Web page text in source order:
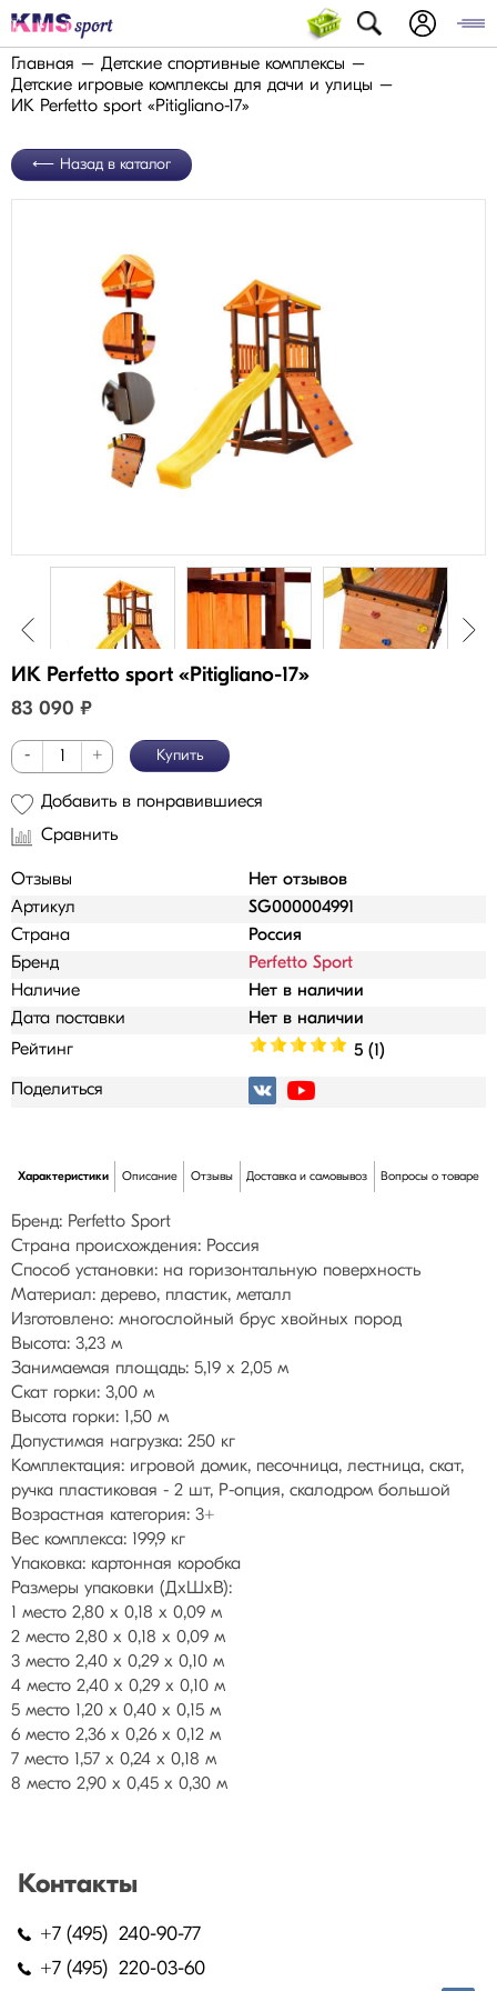
Главная
Детские спортивные комплексы
Детские игровые комплексы для дачи и улицы
ИК Perfetto sport «Pitigliano-17»
Назад в каталог
ИК Perfetto sport «Pitigliano-17»
83 090 ₽
- + Купить
Добавить в понравившиеся
Сравнить
Отзывы
Нет отзывов
Артикул
SG000004991
Страна
Россия
Бренд
Perfetto Sport
Наличие
Нет в наличии
Дата поставки
Нет в наличии
Рейтинг
5 (1)
Поделиться
Характеристики Описание Отзывы Доставка и самовывоз Вопросы о товаре
Бренд: Perfetto Sport
Страна происхождения: Россия
Способ установки: на горизонтальную поверхность
Материал: дерево, пластик, металл
Изготовлено: многослойный брус хвойных пород
Высота: 3,23 м
Занимаемая площадь: 5,19 х 2,05 м
Скат горки: 3,00 м
Высота горки: 1,50 м
Допустимая нагрузка: 250 кг
Комплектация: игровой домик, песочница, лестница, скат,
ручка пластиковая - 2 шт, Р-опция, скалодром большой
Возрастная категория: 3+
Вес комплекса: 199,9 кг
Упаковка: картонная коробка
Размеры упаковки (ДхШхВ):
1 место 2,80 х 0,18 х 0,09 м
2 место 2,80 х 0,18 х 0,09 м
3 место 2,40 х 0,29 х 0,10 м
4 место 2,40 х 0,29 х 0,10 м
5 место 1,20 х 0,40 х 0,15 м
6 место 2,36 х 0,26 х 0,12 м
7 место 1,57 х 0,24 х 0,18 м
8 место 2,90 х 0,45 х 0,30 м
Контакты
+7 (495) 240-90-77
+7 (495) 220-03-60